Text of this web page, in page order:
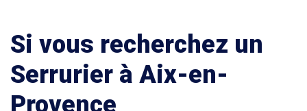
Si vous recherchez un
Serrurier à Aix-en-
Provence